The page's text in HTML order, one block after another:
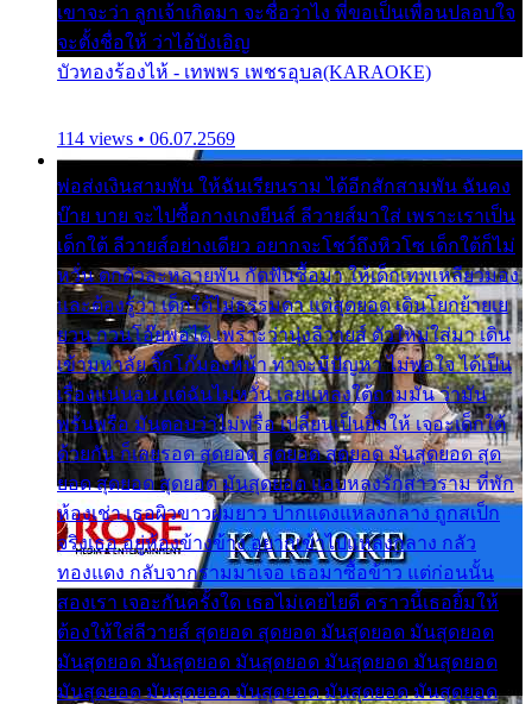
เขาจะว่า ลูกเจ้าเกิดมา จะชื่อว่าไง พี่ขอเป็นเพื่อนปลอบใจ
จะตั้งชื่อให้ ว่าไอ้บังเอิญ
บัวทองร้องไห้ - เทพพร เพชรอุบล(KARAOKE)
114 views • 06.07.2569
พ่อส่งเงินสามพัน ให้ฉันเรียนราม ได้อีกสักสามพัน ฉันคง
บ๊าย บาย จะไปซื้อกางเกงยีนส์ ลีวายส์มาใส่ เพราะเราเป็น
เด็กใต้ ลีวายส์อย่างเดียว อยากจะโชว์ถึงหิวโซ เด็กใต้ก็ไม่
หวั่น ตกตัวละหลายพัน กัดฟันซื้อมา ให้เด็กเทพเหลียวมอง
และต้องรู้ว่า เด็กใต้ไม่ธรรมดา แต่สุดยอด เดินโยกย้ายเย
ยวน กวนโอ๊ยพอได้ เพราะว่านุ่งลีวายส์ ตัวใหม่ใส่มา เดิน
เข้ามหาลัย จิ๊กโก๊มองหน้า ท่าจะมีปัญหา ไม่พอใจ ได้เป็น
เรื่องแน่นอน แต่ฉันไม่หวั่น เลยแหลงใต้ถามมัน ว่ามัน
พรั่นพรือ มันตอบว่าไม่พรื่อ เปลี่ยนเป็นยิ้มให้ เจอะเด็กใต้
ด้วยกัน ก็เลยรอด สุดยอด สุดยอด สุดยอด มันสุดยอด สุด
ยอด สุดยอด สุดยอด มันสุดยอด แอบหลงรักสาวราม ที่พัก
ห้องเช่า เธอผิวขาวผมยาว ปากแดงแหลงกลาง ถูกสเป็ก
จริงเธอ อยู่ห้องข้างข้าง อยากเข้าไปแหลงกลาง กลัว
ทองแดง กลับจากรามมาเจอ เธอมาซื้อข้าว แต่ก่อนนั้น
สองเรา เจอะกันครั้งใด เธอไม่เคยไยดี คราวนี้เธอยิ้มให้
ต้องให้ใส่ลีวายส์ สุดยอด สุดยอด มันสุดยอด มันสุดยอด
มันสุดยอด มันสุดยอด มันสุดยอด มันสุดยอด มันสุดยอด
มันสุดยอด มันสุดยอด มันสุดยอด มันสุดยอด มันสุดยอด